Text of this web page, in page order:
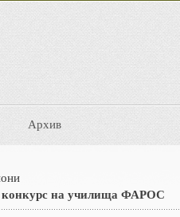
Архив
конкурс на училища ФАРОС